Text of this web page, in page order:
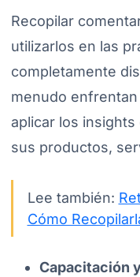
Recopilar
utilizarlos en las
completamente
menudo
aplicar los
sus productos,
Lee también:
Cómo
Capacitación